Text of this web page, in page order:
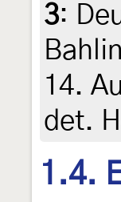
3:
14.
det.
1.4.